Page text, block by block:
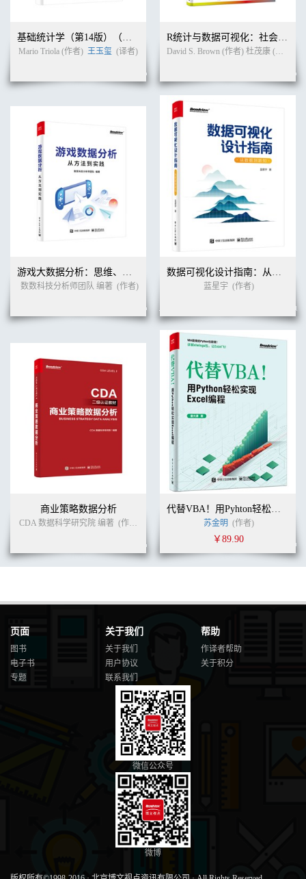
数据 52
3.6.3 agg()函数：自定义聚合 54
3.7 数据的透视 55
3.7.1 pivot_table()函数：
3.7.2 crosstab()函数：数据交叉 58
3.8.2 concat()函数：纵向合并 62
3.9.1 单个工作簿多个
工作表合并 63
3.9.2 多个工作簿单个
工作表合并 65
3.9.3 工作表按某一列拆分数据 66
3.10 上机实践题 67
4.1 重复值的处理 70
4.1.1 Excel重复值的处理 70
4.1.3 Python重复值的处理 71
4.2.1 Excel缺失值的处理 73
4.2.2 Python缺失值的检测 73
4.2.3 Python缺失值的处理 74
4.3 异常值的处理 77
4.3.1 Excel异常值的处理 77
4.3.2 Python异常值的检测 77
4.3.3 使用replace()函数处理
异常值 78
4.4 Python处理金融数据案例实战 80
4.4.3 填充非交易日缺失数据 82
4.4.4 使用diff()函数计算
4.5 上机实践题 84
第5章 利用Python进行数据分析 85
5.1.2 中位数及案例 89
5.1.4 标准差及案例 90
5.1.5 百分位数及案例 91
5.1.6 变异系数及案例 92
5.1.7 偏度及案例 93
5.2.2 斯皮尔曼相关系数 96
5.3 Python线性回归分析 99
5.3.1 线性回归模型简介 100
5.3.2 线性回归模型建模 102
5.3.3 线性回归模型案例 103
第6章 利用Python进行数据可视化 108
6.1 绘制对比型图表及案例 109
基础统计学（第14版）（双色）
Mario Triola (作者) 王玉玺 (译者)
R统计与数据可视化：社会科学数据分析实践（全彩）
David S. Brown (作者) 杜茂康 (译者)
游戏大数据分析：思维、方法与实践
数数科技分析师团队 编著 (作者)
数据可视化设计指南：从数据到新知
蓝星宇 (作者)
商业策略数据分析
CDA 数据科学研究院 编著 (作者)
代替VBA！用Pyhton轻松实现Excel编程
苏金明 (作者)
￥89.90
页面
图书
电子书
专题
关于我们
关于我们
用户协议
联系我们
帮助
作译者帮助
关于积分
微信公众号
微博